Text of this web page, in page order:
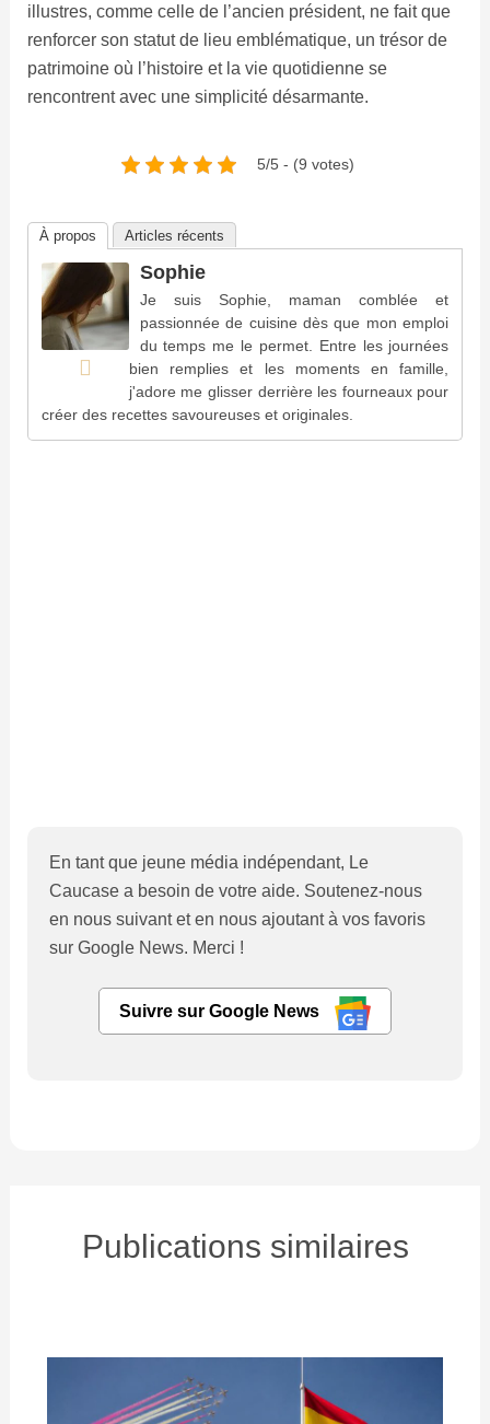
illustres, comme celle de l’ancien président, ne fait que
renforcer son statut de lieu emblématique, un trésor de
patrimoine où l’histoire et la vie quotidienne se
rencontrent avec une simplicité désarmante.
5/5 - (9 votes)
À propos Articles récents
Sophie
Je suis Sophie, maman comblée et
passionnée de cuisine dès que mon emploi
du temps me le permet. Entre les journées
bien remplies et les moments en famille,
j'adore me glisser derrière les fourneaux pour
créer des recettes savoureuses et originales.
En tant que jeune média indépendant, Le
Caucase a besoin de votre aide. Soutenez-nous
en nous suivant et en nous ajoutant à vos favoris
sur Google News. Merci !
Suivre sur Google News
Publications similaires